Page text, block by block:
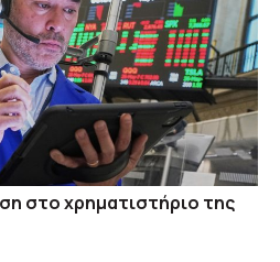
στο χρηματιστήριο της